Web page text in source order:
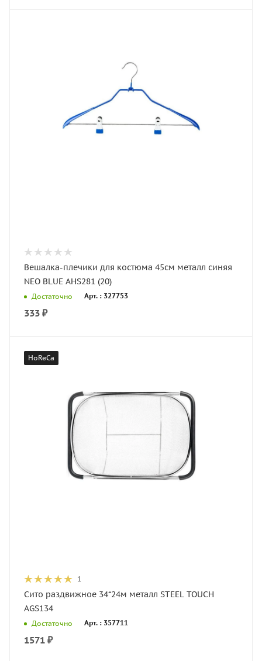
Вешалка-плечики для костюма 45см металл синяя
NEO BLUE AHS281 (20)
Достаточно Арт. : 327753
333 ₽
HoReCa
1
Сито раздвижное 34*24м металл STEEL TOUCH
AGS134
Достаточно Арт. : 357711
1571 ₽